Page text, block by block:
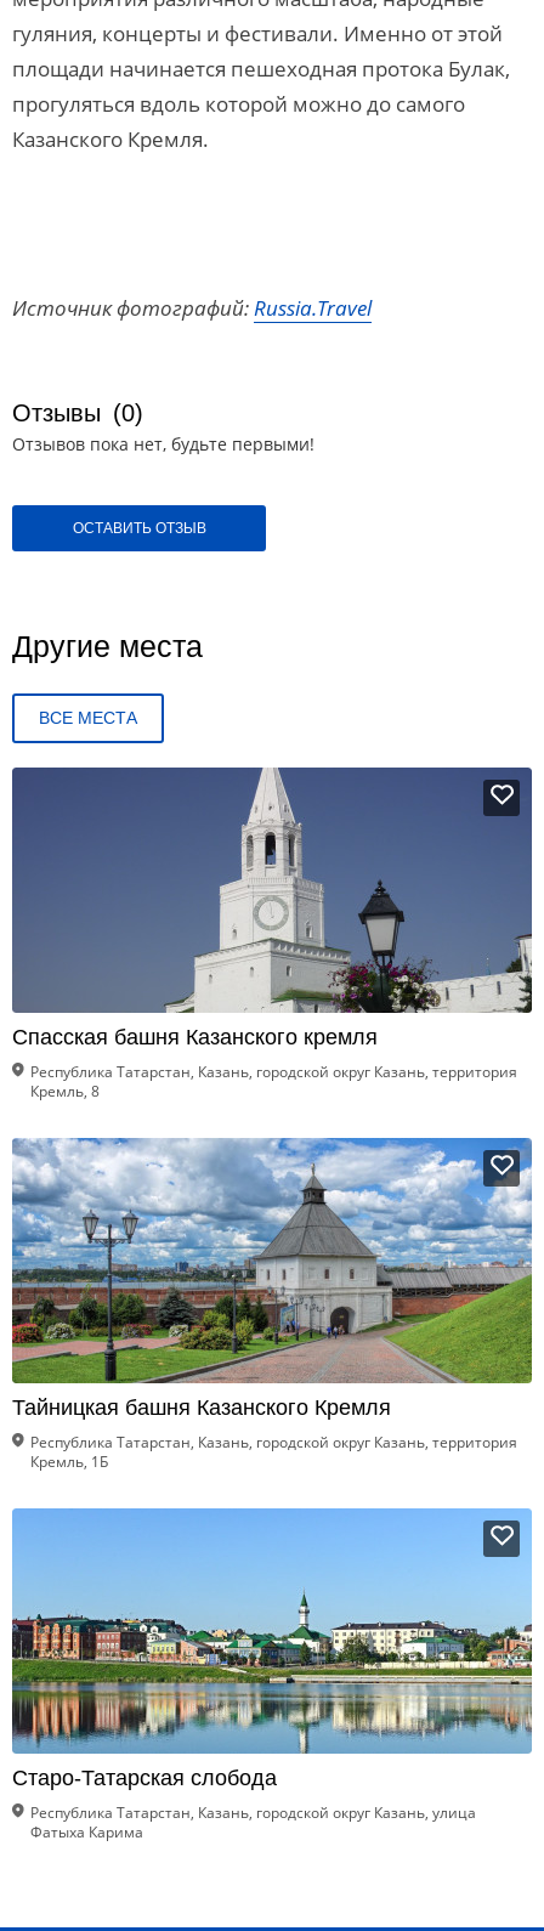
гуляния, концерты и фестивали. Именно от этой
площади начинается пешеходная протока Булак,
прогуляться вдоль которой можно до самого
Казанского Кремля.
Источник фотографий:Russia.Travel
Отзывы (0)
Отзывов пока нет, будьте первыми!
ОСТАВИТЬ ОТЗЫВ
Другие места
ВСЕ МЕСТА
Спасская башня Казанского кремля
Республика Татарстан, Казань, городской округ Казань, территория
Кремль, 8
Тайницкая башня Казанского Кремля
Республика Татарстан, Казань, городской округ Казань, территория
Кремль, 1Б
Старо-Татарская слобода
Республика Татарстан, Казань, городской округ Казань, улица
Фатыха Карима